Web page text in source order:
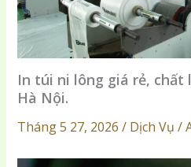
In túi ni lông giá rẻ, chất
Hà Nội.
Tháng 5 27, 2026 / Dịch Vụ /